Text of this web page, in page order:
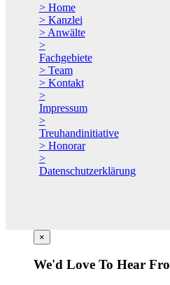
> Home
> Kanzlei
> Anwälte
>
Fachgebiete
> Team
> Kontakt
>
Impressum
>
Treuhandinitiative
> Honorar
>
Datenschutzerklärung
×
We'd Love To Hear